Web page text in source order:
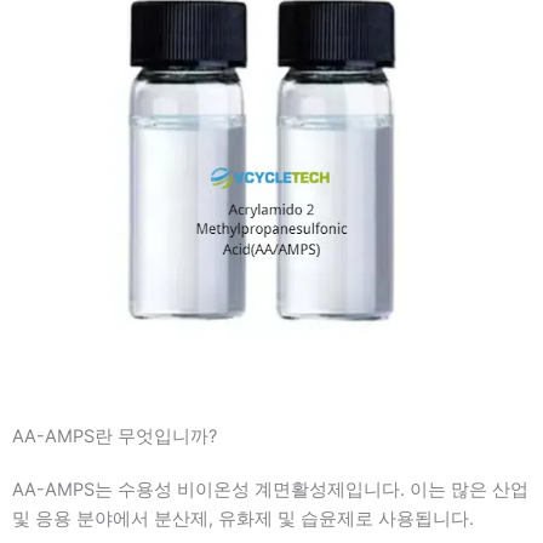
AA-AMPS란 무엇입니까?
AA-AMPS는 수용성 비이온성 계면활성제입니다. 이는 많은 산업
및 응용 분야에서 분산제, 유화제 및 습윤제로 사용됩니다.